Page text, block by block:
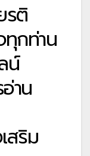
รติ
กท่าน
น์
าน
สริม